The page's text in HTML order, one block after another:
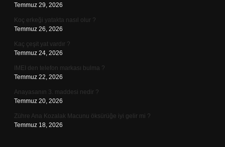
Temmuz 29, 2026
Koç erkeği yatakta nasıl olur ?
Temmuz 26, 2026
Kaç çeşit yat vardır ?
Temmuz 24, 2026
IMEI den telefon markası bulma ?
Temmuz 22, 2026
Anayasanın 3. maddesi nedir ?
Temmuz 20, 2026
Zühre Ana Kozalak Macunu öksürüğe iyi gelir mi ?
Temmuz 18, 2026